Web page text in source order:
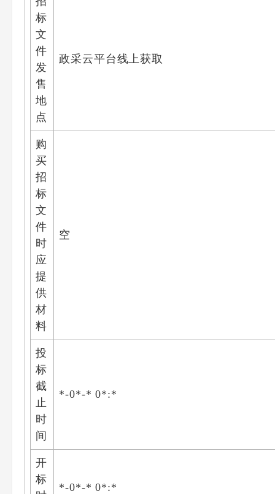
标
文
件
发
售
地
点
政采云平台线上获取
购
买
招
标
文
件
时
应
提
供
材
料
空
投
标
截
止
时
间
*-0*-* 0*:*
开
标
*-0*-* 0*:*